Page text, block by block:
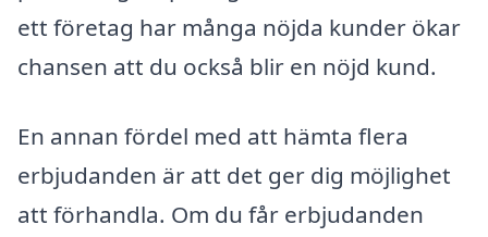
ett företag har många nöjda kunder ökar
chansen att du också blir en nöjd kund.
En annan fördel med att hämta flera
erbjudanden är att det ger dig möjlighet
att förhandla. Om du får erbjudanden